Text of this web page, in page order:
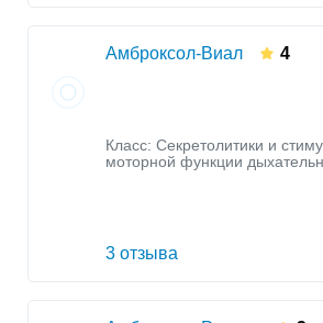
Амброксол-Виал 4
Класс: Секретолитики и
моторной функции
3 отзыва